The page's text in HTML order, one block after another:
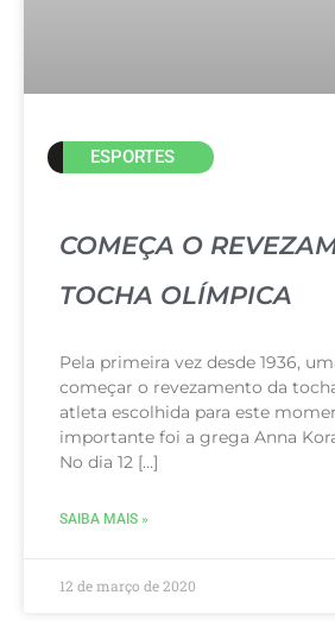
ESPORTES
COMEÇA O
TOCHA OLÍMPICA
Pela primeira vez desde 1936,
começar o revezamento da
atleta escolhida para este
importante foi a grega Anna
No dia 12 […]
SAIBA MAIS »
12 de março de 2020